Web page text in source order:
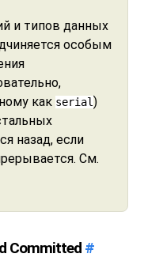
и типов данных
особым
как serial)
назад, если
См.
Committed #